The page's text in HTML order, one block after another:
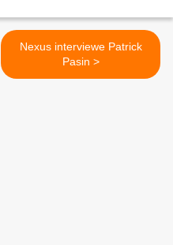
Nexus interviewe Patrick
Pasin >